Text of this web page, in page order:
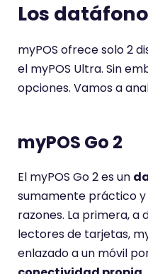
Los
myPOS ofrece solo 2
el myPOS Ultra. Sin
opciones. Vamos a
myPOS Go 2
El myPOS Go 2 es un
sumamente práctico
razones. La primera,
lectores de tarjetas,
enlazado a un móvil